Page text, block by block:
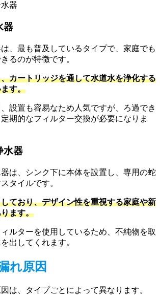
器
器
、最も普及しているタイプで、家庭でも
るのが特徴です。
カートリッジを通して水道水を浄化する
す。
設置も容易なため人気ですが、ろ過でき
期的なフィルター交換が必要になりま
水器
は、シンク下に本体を設置し、専用の蛇
タイルです。
ており、デザイン性を重視する家庭や新
ます。
ルターを使用しているため、不純物を取
出してくれます。
れ原因
は、タイプごとによって異なります。